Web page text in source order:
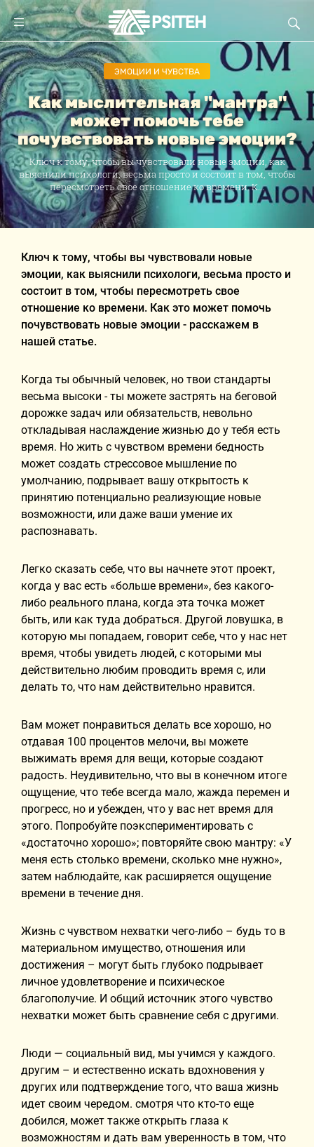
ЭМОЦИИ И ЧУВСТВА
Как мыслительная "мантра"
может помочь тебе
почувствовать новые эмоции?
Ключ к тому, чтобы вы чувствовали новые эмоции, как
выяснили психологи, весьма просто и состоит в том, чтобы
пересмотреть свое отношение ко времени. К...
Ключ к тому, чтобы вы чувствовали новые
эмоции, как выяснили психологи, весьма просто и
состоит в том, чтобы пересмотреть свое
отношение ко времени. Как это может помочь
почувствовать новые эмоции - расскажем в
нашей статье.
Когда ты обычный человек, но твои стандарты
весьма высоки - ты можете застрять на беговой
дорожке задач или обязательств, невольно
откладывая наслаждение жизнью до у тебя есть
время. Но жить с чувством времени бедность
может создать стрессовое мышление по
умолчанию, подрывает вашу открытость к
принятию потенциально реализующие новые
возможности, или даже ваши умение их
распознавать.
Легко сказать себе, что вы начнете этот проект,
когда у вас есть «больше времени», без какого-
либо реального плана, когда эта точка может
быть, или как туда добраться. Другой ловушка, в
которую мы попадаем, говорит себе, что у нас нет
время, чтобы увидеть людей, с которыми мы
действительно любим проводить время с, или
делать то, что нам действительно нравится.
Вам может понравиться делать все хорошо, но
отдавая 100 процентов мелочи, вы можете
выжимать время для вещи, которые создают
радость. Неудивительно, что вы в конечном итоге
ощущение, что тебе всегда мало, жажда перемен и
прогресс, но и убежден, что у вас нет время для
этого. Попробуйте поэкспериментировать с
«достаточно хорошо»; повторяйте свою мантру: «У
меня есть столько времени, сколько мне нужно»,
затем наблюдайте, как расширяется ощущение
времени в течение дня.
Жизнь с чувством нехватки чего-либо – будь то в
материальном имущество, отношения или
достижения – могут быть глубоко подрывает
личное удовлетворение и психическое
благополучие. И общий источник этого чувство
нехватки может быть сравнение себя с другими.
Люди — социальный вид, мы учимся у каждого.
другим – и естественно искать вдохновения у
других или подтверждение того, что ваша жизнь
идет своим чередом. смотря что кто-то еще
добился, может также открыть глаза к
возможностям и дать вам уверенность в том, что